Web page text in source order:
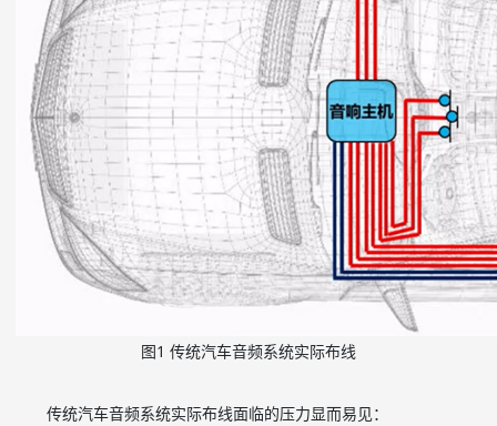
图1 传统汽车音频系统实际布线
传统汽车音频系统实际布线面临的压力显而易见：